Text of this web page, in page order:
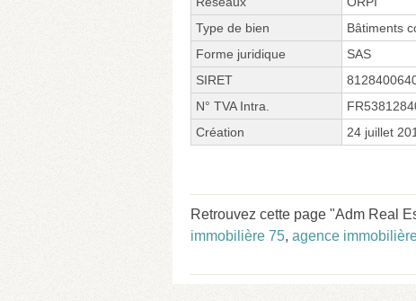
Type de bien
Bâtiments
Forme juridique
SAS
SIRET
N° TVA Intra.
Création
24 juillet
Retrouvez cette page "Adm Real
immobilière 75, agence